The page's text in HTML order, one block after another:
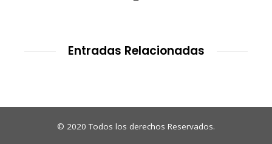
Entradas Relacionadas
© 2020 Todos los derechos Reservados.